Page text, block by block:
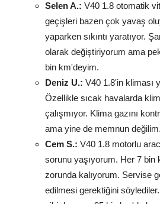
Selen A.: V40 1.8 otomatik
geçişleri bazen çok yavaş
yaparken sıkıntı yaratıyor.
olarak değiştiriyorum ama
bin km'deyim.
Deniz U.: V40 1.8'in kliması
Özellikle sıcak havalarda
çalışmıyor. Klima gazını
ama yine de memnun
Cem S.: V40 1.8 motorlu
sorunu yaşıyorum. Her 7 bin
zorunda kalıyorum. Servise
edilmesi gerektiğini